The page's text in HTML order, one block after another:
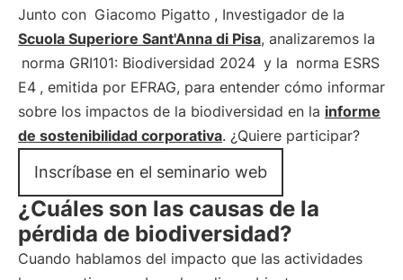
Junto con Giacomo Pigatto , Investigador de la
Scuola Superiore Sant'Anna di Pisa, analizaremos la
norma GRI101: Biodiversidad 2024 y la norma ESRS
E4 , emitida por EFRAG, para entender cómo informar
sobre los impactos de la biodiversidad en la informe
de sostenibilidad corporativa. ¿Quiere participar?
Inscríbase en el seminario web
¿Cuáles son las causas de la
pérdida de biodiversidad?
Cuando hablamos del impacto que las actividades